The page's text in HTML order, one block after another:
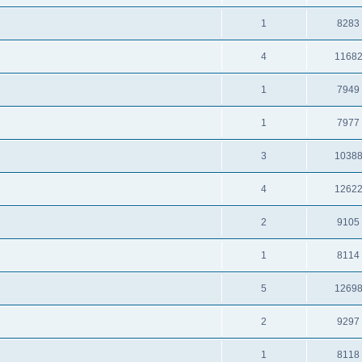
1 8283
4 11682
1 7949
1 7977
3 10388
4 12622
2 9105
1 8114
5 12698
2 9297
1 8118